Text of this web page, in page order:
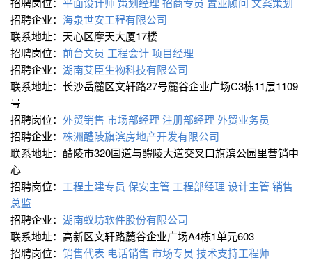
招聘企业： 海泉世安工程有限公司
联系地址：天心区摩天大厦17楼
招聘岗位： 前台文员 工程会计项目经理
招聘企业： 湖南艾臣生物科技有限公司
联系地址：长沙岳麓区文轩路27号麓谷企业广场C3栋11层1109
号
招聘岗位： 外贸销售 市场部经理 注册部经理 外贸业务员
招聘企业： 株洲醴陵旗滨房地产开发有限公司
联系地址：醴陵市320国道与醴陵大道交叉口旗滨公园里营销中
心
招聘岗位： 工程土建专员 保安主管 工程部经理 设计主管 销售
总监
招聘企业： 湖南蚁坊软件股份有限公司
联系地址：高新区文轩路麓谷企业广场A4栋1单元603
招聘岗位： 销售代表 电话销售 市场专员 技术支持工程师